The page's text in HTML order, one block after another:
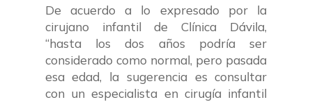
De acuerdo a lo expresado por la
cirujano infantil de Clínica Dávila,
“hasta los dos años podría ser
considerado como normal, pero pasada
esa edad, la sugerencia es consultar
con un especialista en cirugía infantil